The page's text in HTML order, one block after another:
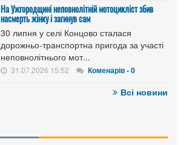
На Ужгородщині неповнолітній мотоцикліст збив
насмерть жінку і загинув сам
30 липня у селі Концово сталася
дорожньо-транспортна пригода за участі
неповнолітнього мот...
31.07.2026 15:52 Коменарів - 0
Всі новини